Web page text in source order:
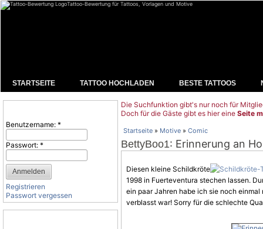
Tattoo-Bewertung für Tattoos, Vorlagen und Motive
STARTSEITE TATTOO HOCHLADEN BESTE TATTOOS
Benutzername: *
Passwort: *
Registrieren
Passwort vergessen
Die Suchfunktion gibt's nur noch für
Doch für die Gäste gibt es hier eine Seite
Startseite » Motive » Comic
BettyBoo1: Erinnerung an
Diesen kleine Schildkröte
1998 in Fuerteventura stechen lassen.
ein paar Jahren habe ich sie noch
verblasst war! Sorry für die schlechte